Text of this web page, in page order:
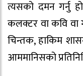
त्यसको दमन गर्नु
कलक्टर वा कवि वा
चिन्तक, हाकिम
आममानिसको